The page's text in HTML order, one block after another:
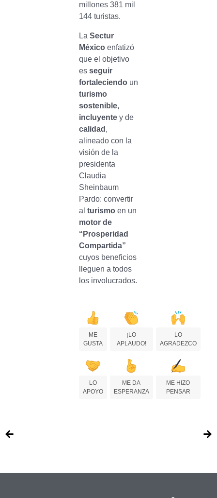
millones 381 mil
144 turistas.
La Sectur
Méxicoenfatizó
que el objetivo
es seguir
fortaleciendoun
turismo
sostenible,
incluyentey de
calidad ,
alineado con la
visión de la
presidenta
Claudia
Sheinbaum
Pardo: convertir
al turismo en un
motor de
“Prosperidad
Compartida”
cuyos beneficios
lleguen a todos
los involucrados.
ME
GUSTA
¡LO
APLAUDO!
LO
AGRADEZCO
LO
APOYO
ME DA
ESPERANZA
ME HIZO
PENSAR